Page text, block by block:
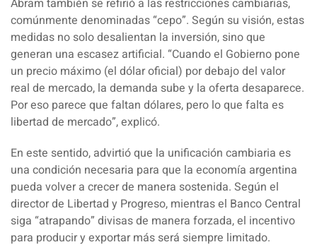
comúnmente denominadas “cepo”. Según su visión, estas
medidas no solo desalientan la inversión, sino que
generan una escasez artificial. “Cuando el Gobierno pone
un precio máximo (el dólar oficial) por debajo del valor
real de mercado, la demanda sube y la oferta desaparece.
Por eso parece que faltan dólares, pero lo que falta es
libertad de mercado”, explicó.
En este sentido, advirtió que la unificación cambiaria es
una condición necesaria para que la economía argentina
pueda volver a crecer de manera sostenida. Según el
director de Libertad y Progreso, mientras el Banco Central
siga “atrapando” divisas de manera forzada, el incentivo
para producir y exportar más será siempre limitado.